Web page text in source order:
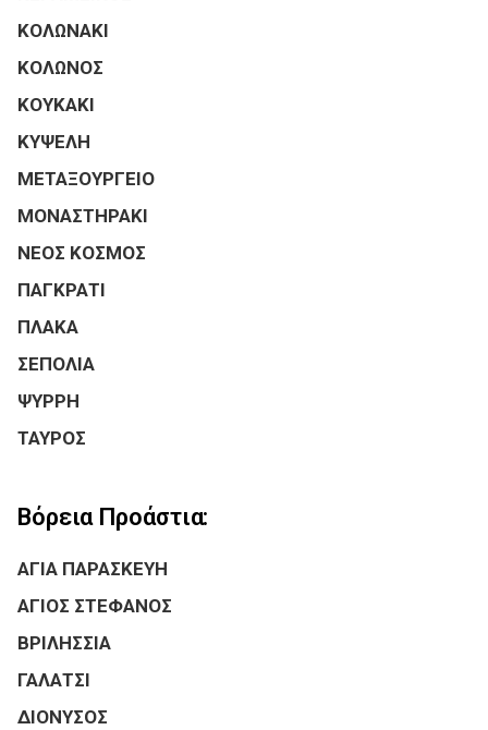
ΚΟΛΩΝΑΚΙ
ΚΟΛΩΝΟΣ
ΚΟΥΚΑΚΙ
ΚΥΨΕΛΗ
ΜΕΤΑΞΟΥΡΓΕΙΟ
ΜΟΝΑΣΤΗΡΑΚΙ
ΝΕΟΣ ΚΟΣΜΟΣ
ΠΑΓΚΡΑΤΙ
ΠΛΑΚΑ
ΣΕΠΟΛΙΑ
ΨΥΡΡΗ
ΤΑΥΡΟΣ
Βόρεια Προάστια:
ΑΓΙΑ ΠΑΡΑΣΚΕΥΗ
ΑΓΙΟΣ ΣΤΕΦΑΝΟΣ
ΒΡΙΛΗΣΣΙΑ
ΓΑΛΑΤΣΙ
ΔΙΟΝΥΣΟΣ